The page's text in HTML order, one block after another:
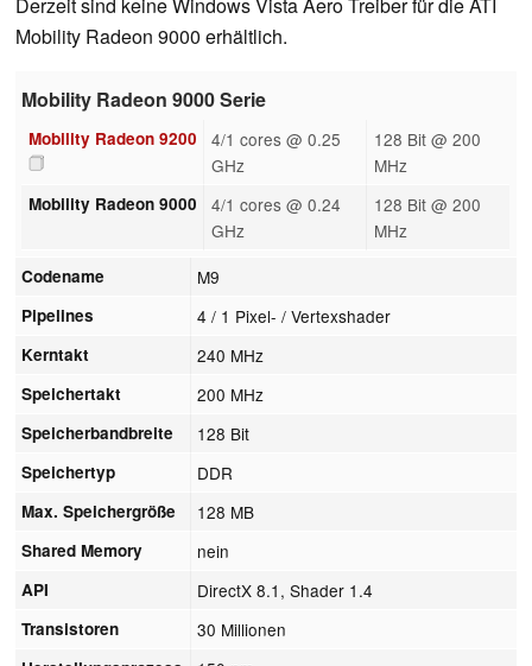
Mobility Radeon 9000 erhältlich.
Mobility Radeon 9000 Serie
Mobility Radeon 9200
4/1 cores @ 0.25
GHz
128 Bit @ 200
MHz
Mobility Radeon 9000
4/1 cores @ 0.24
GHz
128 Bit @ 200
MHz
Codename M9
Pipelines 4 / 1 Pixel- / Vertexshader
Kerntakt 240 MHz
Speichertakt 200 MHz
Speicherbandbreite 128 Bit
Speichertyp DDR
Max. Speichergröße 128 MB
Shared Memory nein
API DirectX 8.1, Shader 1.4
Transistoren 30 Millionen